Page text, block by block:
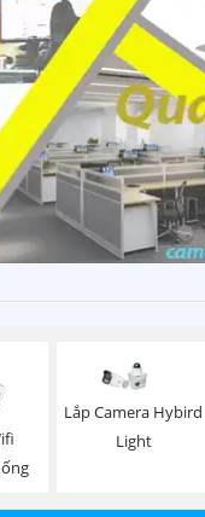
Lắp Camera Hybird
Light